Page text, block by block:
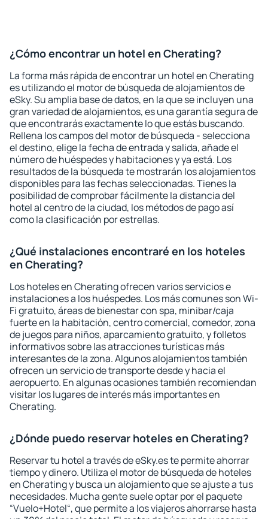
¿Cómo encontrar un hotel en Cherating?
La forma más rápida de encontrar un hotel en Cherating
es utilizando el motor de búsqueda de alojamientos de
eSky. Su amplia base de datos, en la que se incluyen una
gran variedad de alojamientos, es una garantía segura de
que encontrarás exactamente lo que estás buscando.
Rellena los campos del motor de búsqueda - selecciona
el destino, elige la fecha de entrada y salida, añade el
número de huéspedes y habitaciones y ya está. Los
resultados de la búsqueda te mostrarán los alojamientos
disponibles para las fechas seleccionadas. Tienes la
posibilidad de comprobar fácilmente la distancia del
hotel al centro de la ciudad, los métodos de pago así
como la clasificación por estrellas.
¿Qué instalaciones encontraré en los hoteles
en Cherating?
Los hoteles en Cherating ofrecen varios servicios e
instalaciones a los huéspedes. Los más comunes son Wi-
Fi gratuito, áreas de bienestar con spa, minibar/caja
fuerte en la habitación, centro comercial, comedor, zona
de juegos para niños, aparcamiento gratuito, y folletos
informativos sobre las atracciones turísticas más
interesantes de la zona. Algunos alojamientos también
ofrecen un servicio de transporte desde y hacia el
aeropuerto. En algunas ocasiones también recomiendan
visitar los lugares de interés más importantes en
Cherating.
¿Dónde puedo reservar hoteles en Cherating?
Reservar tu hotel a través de eSky.es te permite ahorrar
tiempo y dinero. Utiliza el motor de búsqueda de hoteles
en Cherating y busca un alojamiento que se ajuste a tus
necesidades. Mucha gente suele optar por el paquete
“Vuelo+Hotel“, que permite a los viajeros ahorrarse hasta